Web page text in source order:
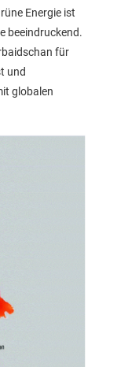
Energie ist
beeindruckend.
für
und
globalen